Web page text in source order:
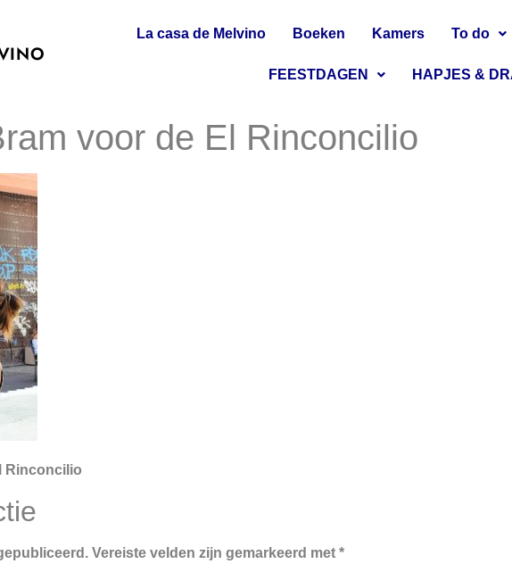
La casa de Melvino Boeken Kamers To do
FEESTDAGEN HAPJES &
voor de El Rinconcilio
Rinconcilio
Vereiste velden zijn gemarkeerd met *